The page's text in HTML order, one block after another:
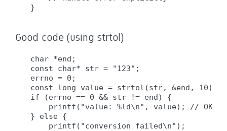
Good code (using strtol)
char *end;
const char* str = "123";
errno = 0;
const long value = strtol(str, &end, 10);
if (errno == 0 && str != end) {
printf("value: %ld\n", value); // OK:
} else {
    printf("conversion failed\n");